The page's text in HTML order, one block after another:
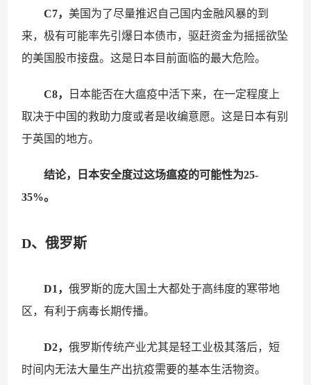
C7， 美国为了尽量推迟自己国内金融风暴的到
来，极有可能率先引爆日本债市，驱赶资金为摇摇欲坠
的美国股市接盘。这是日本目前面临的最大危险。
C8，
日本能否在大瘟疫中活下来，在一定程度上
取决于中国的救助力度或者是收编意愿。这是日本有别
于英国的地方。
结论，日本安全度过这场瘟疫的可能性为25-
35%。
D、俄罗斯
D1，俄罗斯的庞大国土大都处于高纬度的寒带地
区，有利于病毒长期传播。
D2，俄罗斯传统产业尤其是轻工业极其落后，短
时间内无法大量生产出抗疫需要的基本生活物资。